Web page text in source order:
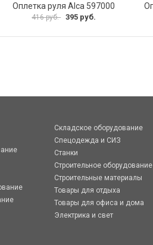
Оплетка руля Alca 597000
416 руб. 395 руб.
Складское оборудование
Спецодежда и СИЗ
Станки
Строительное оборудование
Строительные материалы
Товары для отдыха
Товары для офиса и дома
Электрика и свет